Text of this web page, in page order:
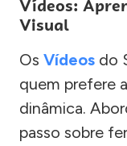
Vídeos:
Visual
Os Vídeos do
quem prefere
dinâmica.
passo sobre